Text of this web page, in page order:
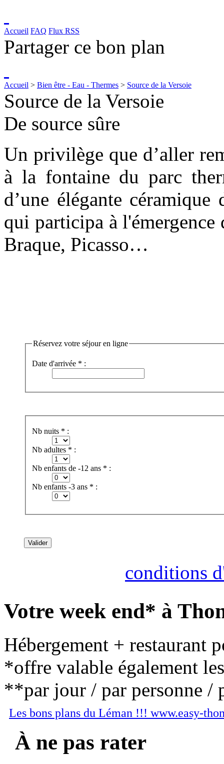
Accueil FAQ Flux RSS
Partager ce bon plan
Accueil > Bien être - Eau - Thermes > Source de la Versoie
Source de la Versoie
De source sûre
Un privilège que d’aller
à la fontaine du parc
d’une élégante
qui participa à
Braque, Picasso…
Réservez votre séjour en ligne
Date d'arrivée * :
Nb nuits * :
Nb adultes * :
Nb enfants de -12 ans * :
Nb enfants -3 ans * :
conditions
Votre week end* à
Hébergement + restaurant
*offre valable également
**par jour / par personne /
Les bons plans du Léman !!! www.easy-
À ne pas rater